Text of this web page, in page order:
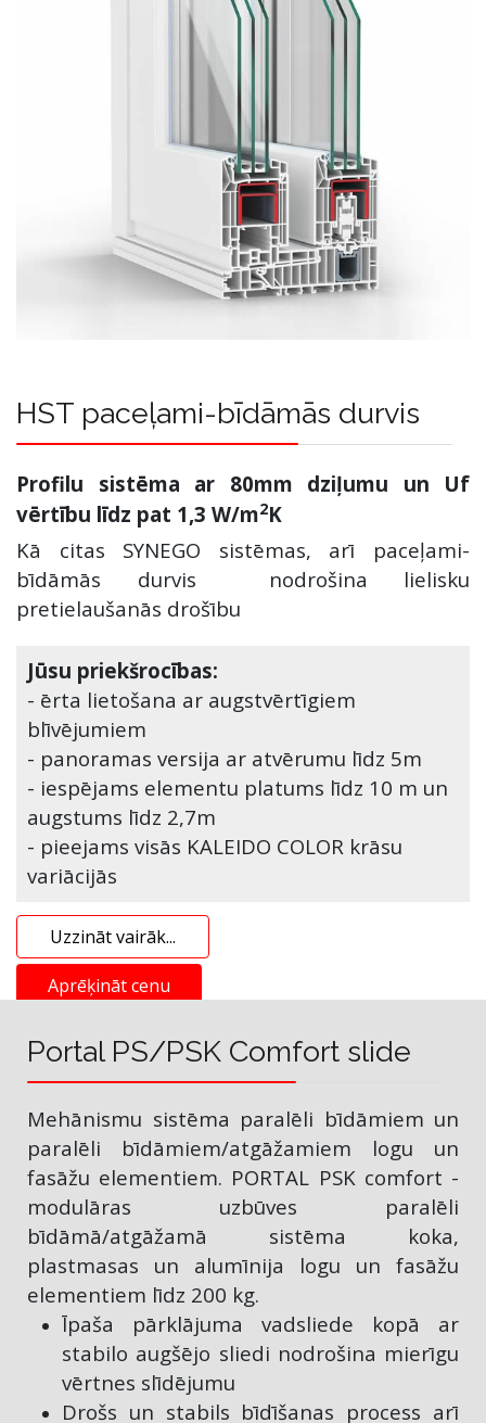
HST paceļami-bīdāmās durvis
Profilu sistēma ar 80mm dziļumu un Uf
vērtību līdz pat 1,3 W/m2K
Kā citas SYNEGO sistēmas, arī paceļami-
bīdāmās durvis nodrošina lielisku
pretielaušanās drošību
Jūsu priekšrocības:
- ērta lietošana ar augstvērtīgiem
blīvējumiem
- panoramas versija ar atvērumu līdz 5m
- iespējams elementu platums līdz 10 m un
augstums līdz 2,7m
- pieejams visās KALEIDO COLOR krāsu
variācijās
Uzzināt vairāk...
Aprēķināt cenu
Portal PS/PSK Comfort slide
Mehānismu sistēma paralēli bīdāmiem un
paralēli bīdāmiem/atgāžamiem logu un
fasāžu elementiem. PORTAL PSK comfort -
modulāras uzbūves paralēli
bīdāmā/atgāžamā sistēma koka,
plastmasas un alumīnija logu un fasāžu
elementiem līdz 200 kg.
Īpaša pārklājuma vadsliede kopā ar
stabilo augšējo sliedi nodrošina mierīgu
vērtnes slīdējumu
Drošs un stabils bīdīšanas process arī